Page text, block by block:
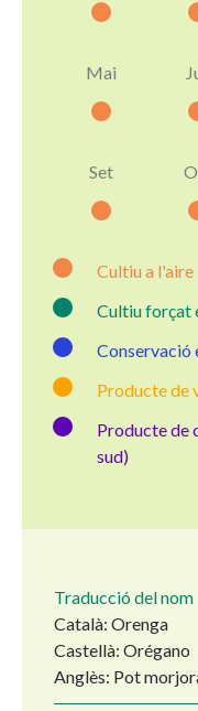
Mai
Set
Cultiu a l'aire
Cultiu forçat
Conservació
Producte de
Producte de
sud)
Traducció del nom
Català: Orenga
Castellà: Orégano
Anglès: Pot